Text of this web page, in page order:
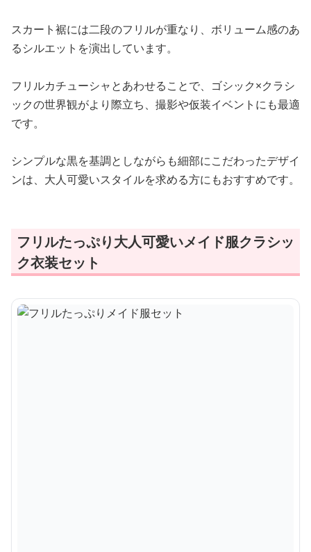
スカート裾には二段のフリルが重なり、ボリューム感のあ
るシルエットを演出しています。
フリルカチューシャとあわせることで、ゴシック×クラシ
ックの世界観がより際立ち、撮影や仮装イベントにも最適
です。
シンプルな黒を基調としながらも細部にこだわったデザイ
ンは、大人可愛いスタイルを求める方にもおすすめです。
フリルたっぷり大人可愛いメイド服クラシッ
ク衣装セット